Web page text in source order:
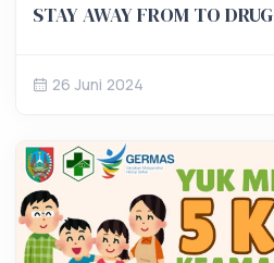
STAY AWAY FROM TO DRUG
26 Juni 2024